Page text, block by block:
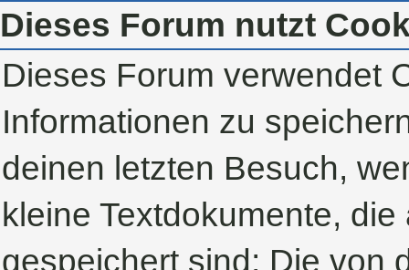
Dieses Forum nutzt
Dieses Forum verwendet
Informationen zu
deinen letzten Besuch,
kleine Textdokumente,
gespeichert sind; Die von